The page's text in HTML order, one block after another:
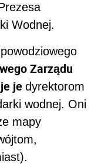
Wodnej.
Zarządu
je dyrektorom
wodnej. Oni
mapy